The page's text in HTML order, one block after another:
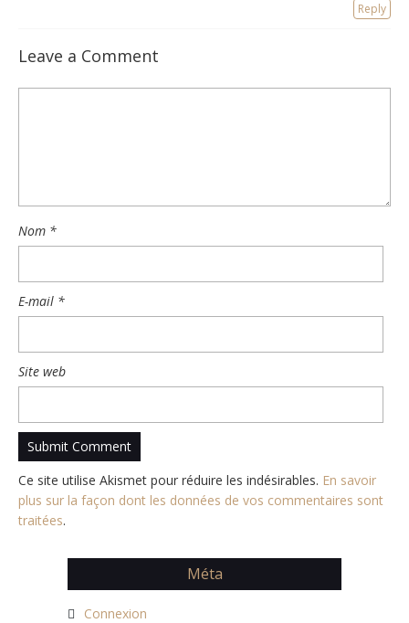
Reply
Leave a Comment
Nom *
E-mail *
Site web
Ce site utilise Akismet pour réduire les indésirables. En savoir
plus sur la façon dont les données de vos commentaires sont
traitées.
Méta
Connexion